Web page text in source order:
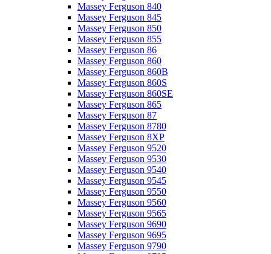
Massey Ferguson 840
Massey Ferguson 845
Massey Ferguson 850
Massey Ferguson 855
Massey Ferguson 86
Massey Ferguson 860
Massey Ferguson 860B
Massey Ferguson 860S
Massey Ferguson 860SE
Massey Ferguson 865
Massey Ferguson 87
Massey Ferguson 8780
Massey Ferguson 8XP
Massey Ferguson 9520
Massey Ferguson 9530
Massey Ferguson 9540
Massey Ferguson 9545
Massey Ferguson 9550
Massey Ferguson 9560
Massey Ferguson 9565
Massey Ferguson 9690
Massey Ferguson 9695
Massey Ferguson 9790